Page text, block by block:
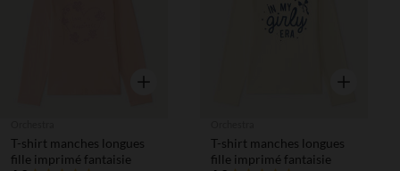
Aperçu rapide
T-shirt manches longues
fille imprimé fantaisie
Aperçu
T-shirt manches longues
fille imprimé fantaisie